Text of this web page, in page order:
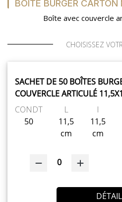
BOÎTE BURGER CARTON
Boîte avec couvercle
CHOISISSEZ
SACHET DE 50 BOÎTES
COUVERCLE ARTICULÉ
CONDT
50
L
11,5
cm
l
11,5
cm
0